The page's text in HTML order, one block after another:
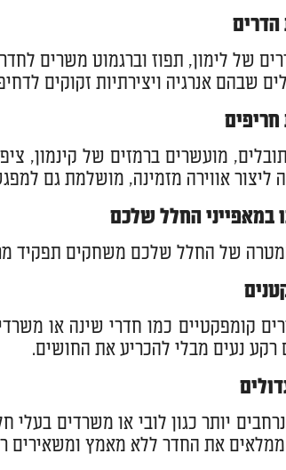
הדרים
של לימון, תפוז וברגמוט משרים
שבהם אנרגיה ויצירתיות זקוקים
חריפים
מועשרים ברמזים של קינמון,
ליצור אווירה מזמינה, מושלמת גם
במאפייני החלל שלכם
של החלל שלכם משחקים תפקיד
קומפקטיים כמו חדרי שינה או
רקע נעים מבלי להכריע את החושים.
יותר כגון לובי או משרדים בעלי
את החדר ללא מאמץ ומשאירים